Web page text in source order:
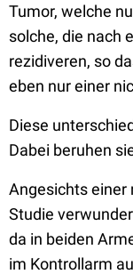
Tumor, welche
solche, die nach
rezidiveren, so
eben nur einer
Diese
Dabei beruhen
Angesichts einer
Studie
da in beiden
im Kontrollarm